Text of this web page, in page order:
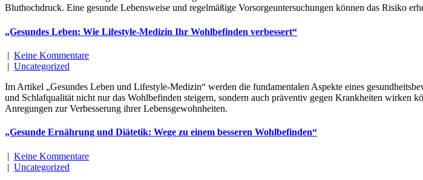
Bluthochdruck. Eine gesunde Lebensweise und regelmäßige Vorsorgeuntersuchungen können das Risiko
„Gesundes Leben: Wie Lifestyle-Medizin Ihr Wohlbefinden verbessert“
| Keine Kommentare
| Uncategorized
Im Artikel „Gesundes Leben und Lifestyle-Medizin“ werden die fundamentalen Aspekte eines
und Schlafqualität nicht nur das Wohlbefinden steigern, sondern auch präventiv gegen Krankheiten wirken
Anregungen zur Verbesserung ihrer Lebensgewohnheiten.
„Gesunde Ernährung und Diätetik: Wege zu einem besseren Wohlbefinden“
| Keine Kommentare
| Uncategorized